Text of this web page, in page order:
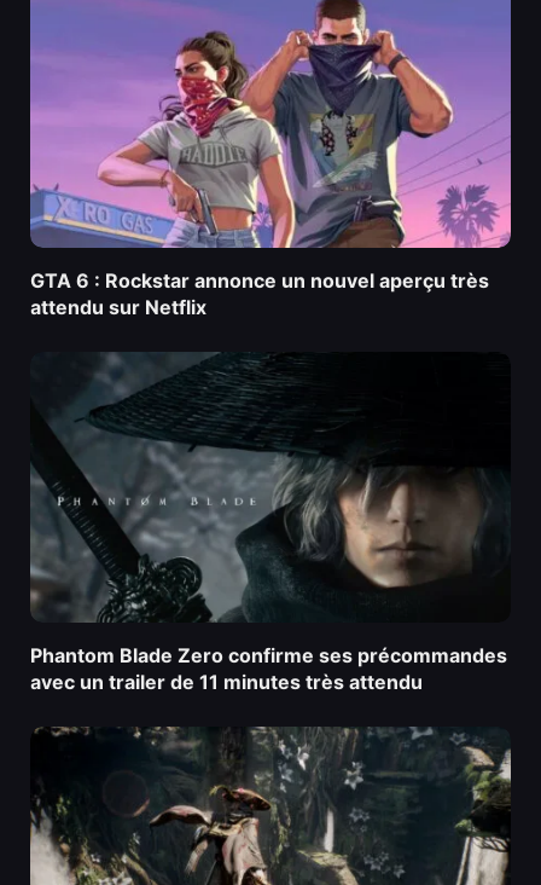
GTA 6 : Rockstar annonce un nouvel aperçu très
attendu sur Netflix
Phantom Blade Zero confirme ses précommandes
avec un trailer de 11 minutes très attendu